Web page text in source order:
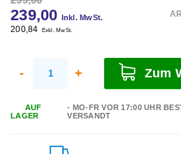
239,00 Inkl. MwSt.
200,84 Exkl. MwSt.
- + Zum
AUF
LAGER
- MO-FR VOR 17:00 UHR
VERSANDT